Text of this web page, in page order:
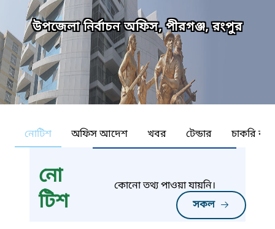
উপজেলা নির্বাচন অফিস, পীরগঞ্জ, রংপুর
নোটিশ অফিস আদেশ খবর টেন্ডার চাকরি
নো
টিশ
সকল
কোনো তথ্য পাওয়া যায়নি।